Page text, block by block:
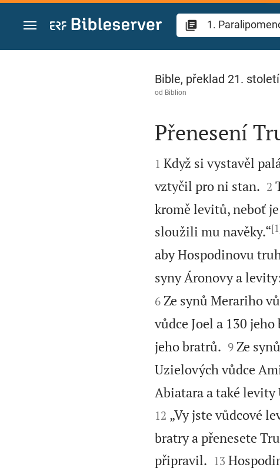
Přejít na obsah
1. Paralipomenon 15
Bible, překlad 21. století
od Biblion

Přenesení

1 Když si vystavěl
vztyčil pro ni stan.
2
kromě levitů, neboť
sloužili mu navěky.“
aby Hospodinovu
syny Áronovy a
6 Ze synů Merariho
vůdce Joel a 130
jeho bratrů.
9 Ze
Uzielových vůdce
Abiatara a také levity
12 „Vy jste vůdcové
bratry a přenesete
připravil.
13